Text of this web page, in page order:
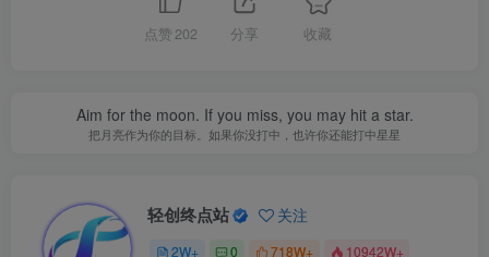
点赞 202 分享 收藏
Aim for the moon. If you miss, you may hit a star.
把月亮作为你的目标。如果你没打中，也许你还能打中星星
轻创终点站 关注
2W+ 0 718W+ 10942W+